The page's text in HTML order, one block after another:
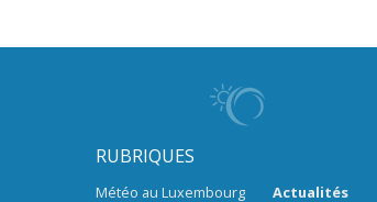
RUBRIQUES
Météo au Luxembourg Actualités